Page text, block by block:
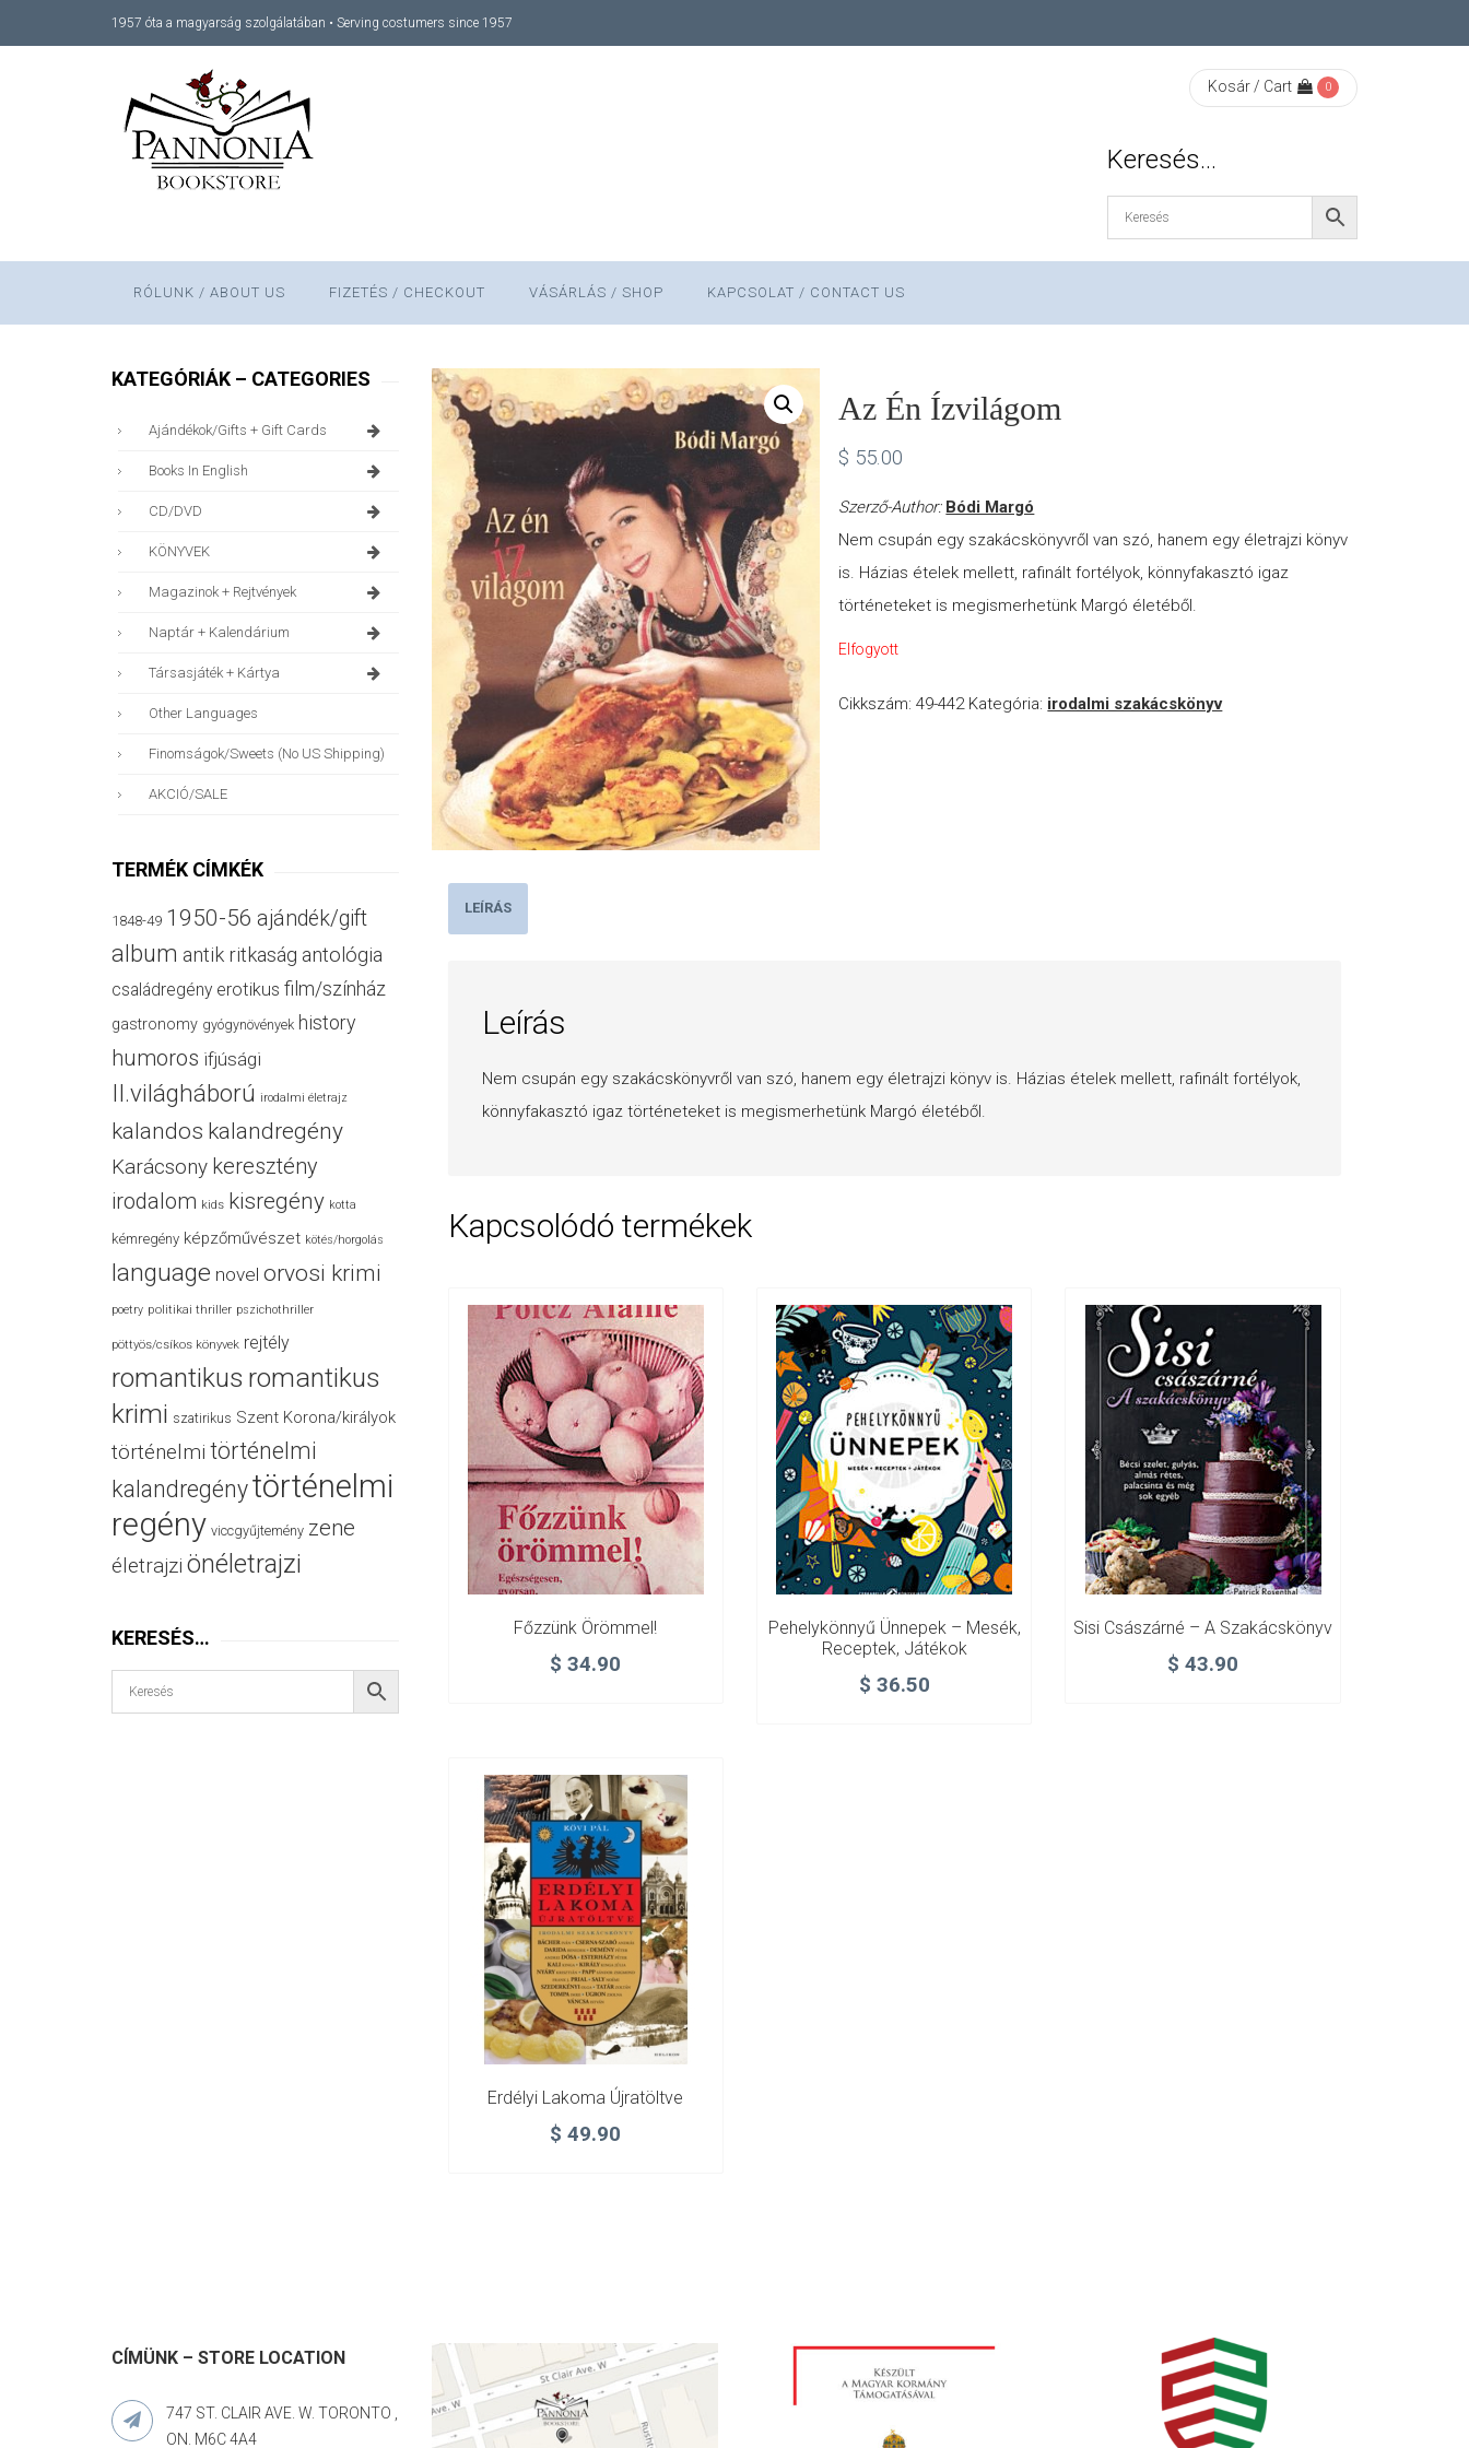
1957 óta a magyarság szolgálatában • Serving costumers since 1957
Kosár / Cart 0
Keresés…
RÓLUNK / ABOUT US FIZETÉS / CHECKOUT VÁSÁRLÁS / SHOP KAPCSOLAT / CONTACT US
Az Én Ízvilágom
$ 55.00
Szerző-Author: Bódi Margó
Nem csupán egy szakácskönyvről van szó, hanem egy életrajzi könyv
is. Házias ételek mellett, rafinált fortélyok, könnyfakasztó igaz
történeteket is megismerhetünk Margó életéből.
Elfogyott
Cikkszám:49-442 Kategória: irodalmi szakácskönyv
LEÍRÁS
Leírás
Nem csupán egy szakácskönyvről van szó, hanem egy életrajzi könyv is. Házias ételek mellett, rafinált fortélyok,
könnyfakasztó igaz történeteket is megismerhetünk Margó életéből.
Kapcsolódó termékek
Főzzünk Örömmel!
$ 34.90
Pehelykönnyű Ünnepek – Mesék,
Receptek, Játékok
$ 36.50
Sisi Császárné – A Szakácskönyv
$ 43.90
Erdélyi Lakoma Újratöltve
$ 49.90
KATEGÓRIÁK – CATEGORIES
Ajándékok/gifts + Gift Cards
Books In English
CD/DVD
KÖNYVEK
Magazinok + Rejtvények
Naptár + Kalendárium
Társasjáték + Kártya
Other Languages
Finomságok/sweets (no US Shipping)
AKCIÓ/SALE
TERMÉK CÍMKÉK
1848-49 1950-56 ajándék/gift
album antik ritkaság antológia
családregény erotikus film/színház
gastronomy gyógynövények history
humoros ifjúsági
II.világháború irodalmi életrajz
kalandos kalandregény
Karácsony keresztény
irodalom kids kisregény kotta
kémregény képzőművészet kötés/horgolás
language novel orvosi krimi
poetry politikai thriller pszichothriller
pöttyös/csíkos könyvek rejtély
romantikus romantikus
krimi szatirikus Szent Korona/királyok
történelmi történelmi
kalandregénytörténelmi
regény viccgyűjtemény zene
életrajzi önéletrajzi
KERESÉS…
CÍMÜNK – STORE LOCATION
747 ST. CLAIR AVE. W. TORONTO ,
ON. M6C 4A4